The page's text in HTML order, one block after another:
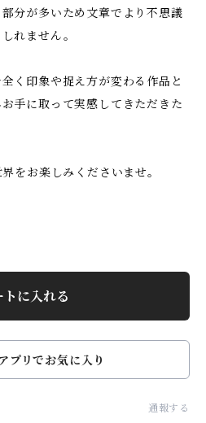
分が多いため文章でより不思議
れません。
く印象や捉え方が変わる作品と
手に取って実感してきただきた
をお楽しみくださいませ。
トに入れる
プリでお気に入り
通報する